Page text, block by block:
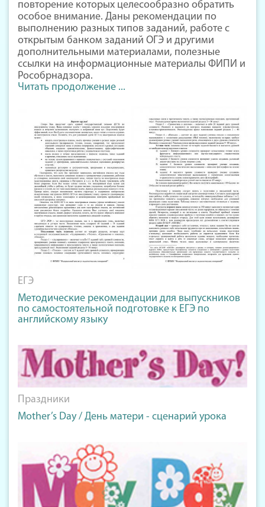
повторение которых целесообразно обратить
особое внимание. Даны рекомендации по
выполнению разных типов заданий, работе с
открытым банком заданий ОГЭ и другими
дополнительными материалами, полезные
ссылки на информационные материалы ФИПИ и
Рособрнадзора.
Читать продолжение ...
ЕГЭ
Методические рекомендации для выпускников
по самостоятельной подготовке к ЕГЭ по
английскому языку
Праздники
Mother’s Day / День матери - сценарий урока